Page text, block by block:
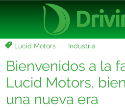
Lucid Motors Industria
Bienvenidos a la
Lucid Motors,
una nueva era